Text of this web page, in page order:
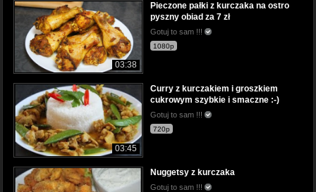
03:38
Pieczone pałki z kurczaka na ostro
pyszny obiad za 7 zł
Gotuj to sam !!!
1080p
03:45
Curry z kurczakiem i groszkiem
cukrowym szybkie i smaczne :-)
Gotuj to sam !!!
720p
Nuggetsy z kurczaka
Gotuj to sam !!!